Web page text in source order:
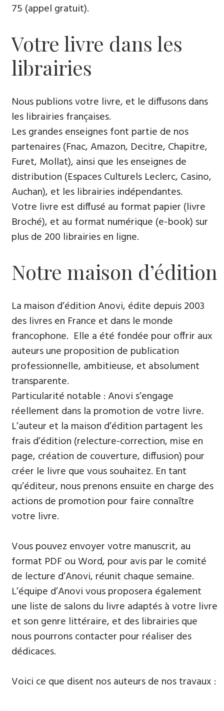
75 (appel gratuit).
Votre livre dans les
librairies
Nous publions votre livre, et le diffusons dans
les librairies françaises​.
Les grandes enseignes font partie de nos
partenaires (Fnac, Amazon, Decitre, Chapitre,
Furet, Mollat), ainsi que les enseignes de
distribution (Espaces Culturels Leclerc, Casino,
Auchan), et les librairies indépendantes.
Votre livre est diffusé au format papier (livre
Broché), et au format numérique (e-book) sur
plus de 200 librairies en ligne.
Notre maison d’édition
La maison d’édition Anovi, édite depuis 2003
des livres en France et dans le monde
francophone. Elle a été fondée pour offrir aux
auteurs une proposition de publication
professionnelle, ambitieuse, et absolument
transparente.
Particularité notable : Anovi s’engage
réellement dans la promotion de votre livre.
L’auteur et la maison d’édition partagent les
frais d’édition (relecture-correction, mise en
page, création de couverture, diffusion) pour
créer le livre que vous souhaitez. En tant
qu’éditeur, nous prenons ensuite en charge des
actions de promotion pour faire connaître
votre livre.
Vous pouvez envoyer votre manuscrit, au
format PDF ou Word, pour avis par le comité
de lecture d’Anovi, réunit chaque semaine.
L’équipe d’Anovi vous proposera également
une liste de salons du livre adaptés à votre livre
et son genre littéraire, et des librairies que
nous pourrons contacter pour réaliser des
dédicaces.
Voici ce que disent nos auteurs de nos travaux :